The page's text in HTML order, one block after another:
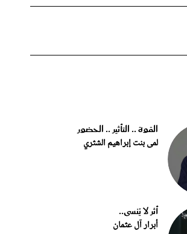
القوة .. التأثير .. الحضور
لمى بنت إبراهيم الشثري
أثر لا يُنسى..
أبرار آل عثمان